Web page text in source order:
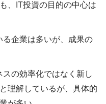
、IT投資の目的の中心は
企業は多いが、成果の
の効率化ではなく新し
理解しているが、具体的